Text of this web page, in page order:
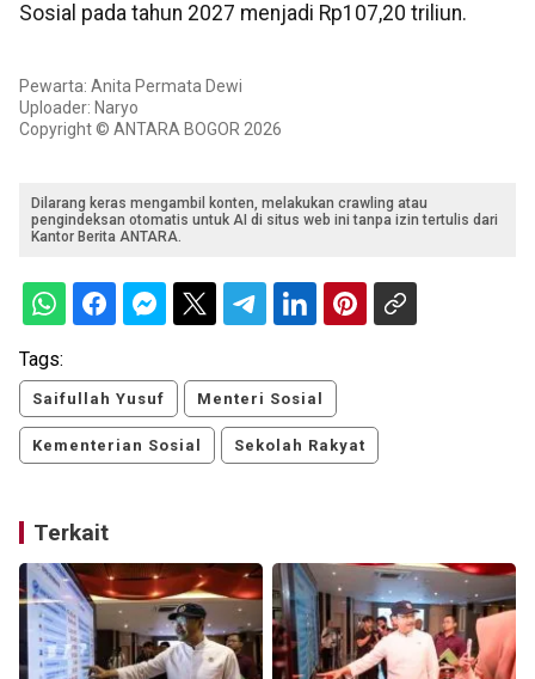
Sosial pada tahun 2027 menjadi Rp107,20 triliun.
Pewarta: Anita Permata Dewi
Uploader: Naryo
Copyright © ANTARA BOGOR 2026
Dilarang keras mengambil konten, melakukan crawling atau
pengindeksan otomatis untuk AI di situs web ini tanpa izin tertulis dari
Kantor Berita ANTARA.
Tags:
Saifullah Yusuf Menteri Sosial
Kementerian Sosial Sekolah Rakyat
Terkait